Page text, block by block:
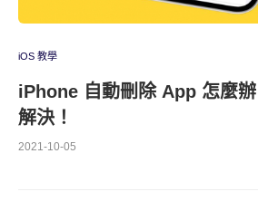
iOS 教學
iPhone 自動刪除 App 怎麼
解決！
2021-10-05